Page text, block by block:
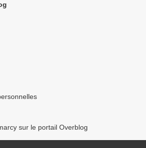
sur le portail Overblog